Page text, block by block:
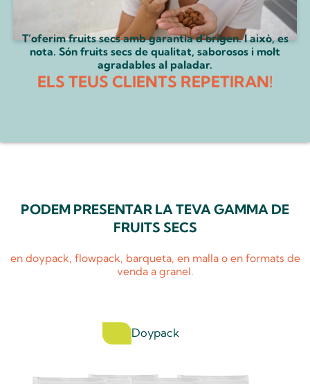
T’oferim fruits secs amb garantia d’origen. I això, es
nota. Són fruits secs de qualitat, saborosos i molt
agradables al paladar.
ELS TEUS CLIENTS REPETIRAN!
PODEM PRESENTAR LA TEVA GAMMA DE
FRUITS SECS
en doypack, flowpack, barqueta, en malla o en formats de
venda a granel.
Doypack